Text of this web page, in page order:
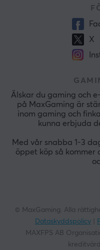
X
Älskar du gaming och
på MaxGaming är
inom gaming och
kunna erbjuda
Med vår snabba 1-3
öppet köp så kommer
© MaxGaming. Alla
Dataskyddspolicy
MAXFPS AB